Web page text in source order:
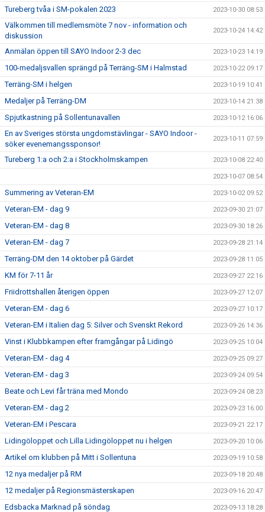
Tureberg tvåa i SM-pokalen 2023 2023-10-30 08:53
Välkommen till medlemsmöte 7 nov - information och
diskussion
2023-10-24 14:42
Anmälan öppen till SAYO Indoor 2-3 dec 2023-10-23 14:19
100-medaljsvallen sprängd på Terräng-SM i Halmstad 2023-10-22 09:17
Terräng-SM i helgen 2023-10-19 10:41
Medaljer på Terräng-DM 2023-10-14 21:38
Spjutkastning på Sollentunavallen 2023-10-12 16:06
En av Sveriges största ungdomstävlingar - SAYO Indoor -
söker evenemangssponsor!
2023-10-11 07:59
Tureberg 1:a och 2:a i Stockholmskampen 2023-10-08 22:40
2023-10-07 08:54
Summering av Veteran-EM 2023-10-02 09:52
Veteran-EM - dag 9 2023-09-30 21:07
Veteran-EM - dag 8 2023-09-30 18:26
Veteran-EM - dag 7 2023-09-28 21:14
Terräng-DM den 14 oktober på Gärdet 2023-09-28 11:05
KM för 7-11 år 2023-09-27 22:16
Friidrottshallen återigen öppen 2023-09-27 12:07
Veteran-EM - dag 6 2023-09-27 10:17
Veteran-EM i Italien dag 5: Silver och Svenskt Rekord 2023-09-26 14:36
Vinst i Klubbkampen efter framgångar på Lidingö 2023-09-25 10:04
Veteran-EM - dag 4 2023-09-25 09:27
Veteran-EM - dag 3 2023-09-24 09:54
Beate och Levi får träna med Mondo 2023-09-24 08:23
Veteran-EM - dag 2 2023-09-23 16:00
Veteran-EM i Pescara 2023-09-21 22:17
Lidingöloppet och Lilla Lidingöloppet nu i helgen 2023-09-20 10:06
Artikel om klubben på Mitt i Sollentuna 2023-09-19 10:58
12 nya medaljer på RM 2023-09-18 20:48
12 medaljer på Regionsmästerskapen 2023-09-16 20:47
Edsbacka Marknad på söndag 2023-09-13 18:28